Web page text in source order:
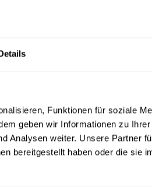
Funktionen für soziale
geben wir Informationen zu
Analysen weiter. Unsere Partner
bereitgestellt haben oder die sie